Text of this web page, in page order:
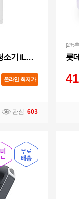
관심 603
아이랩 윈드블라스터 에어건+청소기 iLAB-WBT
온라인 최저가
[2%
롯
41